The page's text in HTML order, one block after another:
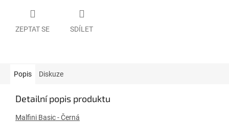
ZEPTAT SE SDÍLET
Popis Diskuze
Detailní popis produktu
Malfini Basic - Černá